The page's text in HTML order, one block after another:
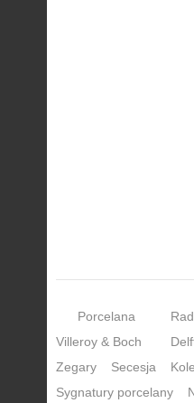
Porcelana
Villeroy & Boch
Zegary
Secesja
Sygnatury porcelany